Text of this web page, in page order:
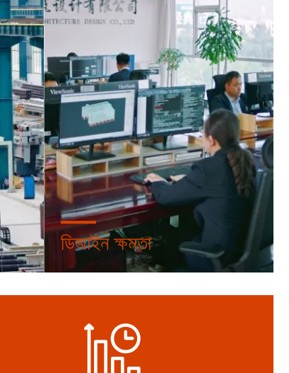
ডিজাইন ক্ষমতা
করব যা নিশ্চিত করবে যে প্রকল্পটি আপনার প্রত্যাশা